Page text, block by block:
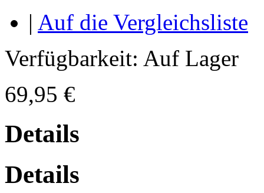
| Auf die Vergleichsliste
Verfügbarkeit: Auf Lager
69,95 €
Details
Details